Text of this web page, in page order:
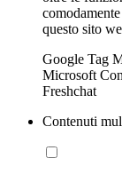
questo sito
Google Tag
Microsoft
Freshchat
Contenuti